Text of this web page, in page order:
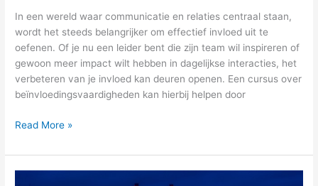
In een wereld waar communicatie en relaties centraal staan,
wordt het steeds belangrijker om effectief invloed uit te
oefenen. Of je nu een leider bent die zijn team wil inspireren of
gewoon meer impact wilt hebben in dagelijkse interacties, het
verbeteren van je invloed kan deuren openen. Een cursus over
beïnvloedingsvaardigheden kan hierbij helpen door
Read More »